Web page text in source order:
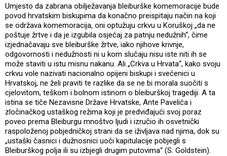
Umjesto da zabrana obilježavanja bleiburške komemoracije bude
povod hrvatskim biskupima da konačno preispitaju način na koji
se održava komemoracija, oni optužuju crkvu u Koruškoj „da ne
poštuje žrtve i da je izgubila osjećaj za patnju nedužnih“, čime
izjednačavaju sve bleiburške žrtve, iako njihove krivnje,
odgovornosti i nedužnosti ni u kom slučaju nisu iste niti ih se
može staviti u istu misnu nakanu. Ali „Crkva u Hrvata“, kako svoju
crkvu vole nazivati nacionalno opijeni biskupi i svećenici u
Hrvatskoj, ne želi praviti te razlike da se ne bi morala suočiti s
cjelovitom, teškom i bolnom istinom o bleiburškoj tragediji. A ta
istina se tiče Nezavisne Države Hrvatske, Ante Pavelića i
zločinačkog ustaškog režima koji je predviđajući svoj poraz
poveo prema Bleiburgu mnoštvo ljudi i izručio ih osvetnički
raspoloženoj pobjedničkoj strani da se iživljava nad njima, dok su
„ustaški časnici i dužnosnici uoči kapitulacije pobjegli s
Bleiburškog polja ili su izbjegli drugim putovima“ (S. Goldstein).